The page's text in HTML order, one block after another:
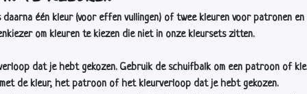
één kleur (voor effen vullingen) of twee kleuren voor patronen en
om kleuren te kiezen die niet in onze kleursets zitten.
dat je hebt gekozen. Gebruik de schuifbalk om een patroon of
de kleur, het patroon of het kleurverloop dat je hebt gekozen.